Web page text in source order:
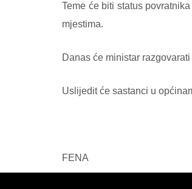
Teme će biti status
mjestima.
Danas će ministar
Uslijedit će sastanci u
FENA